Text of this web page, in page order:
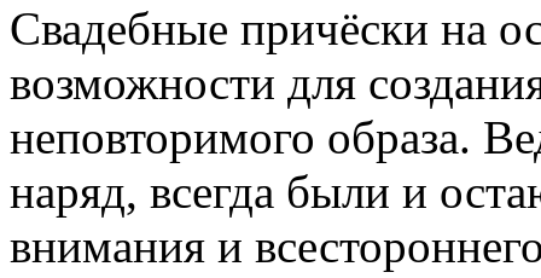
Свадебные причёски на
возможности для
неповторимого образа.
наряд, всегда были и
внимания и